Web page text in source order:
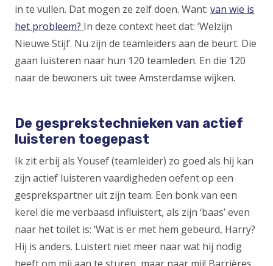
in te vullen. Dat mogen ze zelf doen. Want: van wie is
het probleem? (Opens
in
a
new
In deze context heet dat: ‘Welzijn
Nieuwe Stijl’. Nu zijn de teamleiders aan de beurt. Die
gaan luisteren naar hun 120 teamleden. En die 120
naar de bewoners uit twee Amsterdamse wijken.
De gesprekstechnieken van actief
luisteren toegepast
Ik zit erbij als Yousef (teamleider) zo goed als hij kan
zijn actief luisteren vaardigheden oefent op een
gesprekspartner uit zijn team. Een bonk van een
kerel die me verbaasd influistert, als zijn ‘baas’ even
naar het toilet is: ‘Wat is er met hem gebeurd, Harry?
Hij is anders. Luistert niet meer naar wat hij nodig